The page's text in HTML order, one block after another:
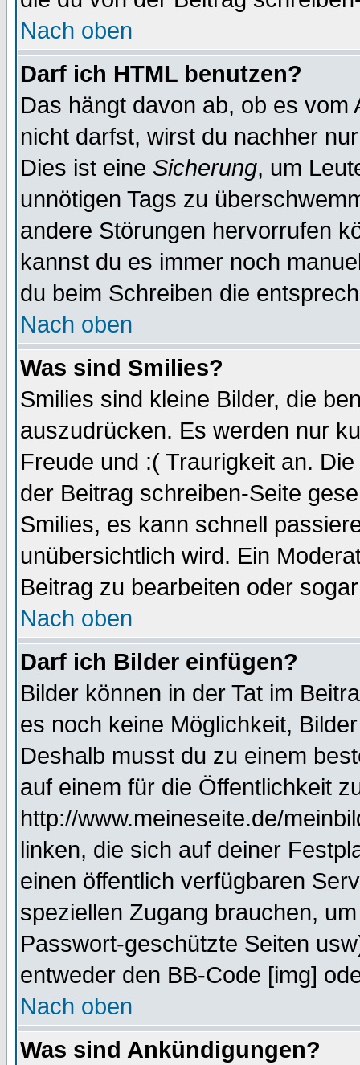
Nach oben
Darf ich HTML benutzen?
Das hängt davon ab, ob es
nicht darfst, wirst du nachher
Dies ist eine Sicherung, um
unnötigen Tags zu
andere Störungen hervorrufen
kannst du es immer noch
du beim Schreiben die
Nach oben
Was sind Smilies?
Smilies sind kleine Bilder, die
auszudrücken. Es werden nur
Freude und :( Traurigkeit an.
der Beitrag schreiben-Seite
Smilies, es kann schnell
unübersichtlich wird. Ein
Beitrag zu bearbeiten oder
Nach oben
Darf ich Bilder einfügen?
Bilder können in der Tat im
es noch keine Möglichkeit,
Deshalb musst du zu einem
auf einem für die Öffentlichkeit
http://www.meineseite.de/
linken, die sich auf deiner
einen öffentlich verfügbaren
speziellen Zugang brauchen,
Passwort-geschützte Seiten
entweder den BB-Code [img]
Nach oben
Was sind Ankündigungen?